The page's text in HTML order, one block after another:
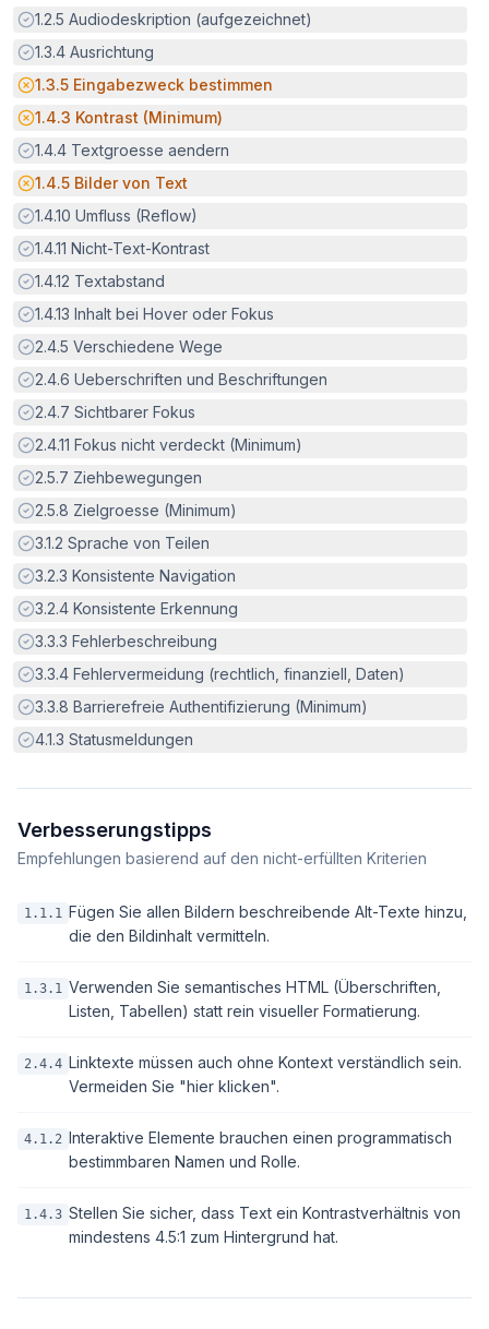
Erfüllt:
1.2.5 Audiodeskription (aufgezeichnet)
Erfüllt:
1.3.4 Ausrichtung
Potenzielle Barriere:
1.3.5 Eingabezweck bestimmen
Potenzielle Barriere:
1.4.3 Kontrast (Minimum)
Erfüllt:
1.4.4 Textgroesse aendern
Potenzielle Barriere:
1.4.5 Bilder von Text
Erfüllt:
1.4.10 Umfluss (Reflow)
Erfüllt:
1.4.11 Nicht-Text-Kontrast
Erfüllt:
1.4.12 Textabstand
Erfüllt:
1.4.13 Inhalt bei Hover oder Fokus
Erfüllt:
2.4.5 Verschiedene Wege
Erfüllt:
2.4.6 Ueberschriften und Beschriftungen
Erfüllt:
2.4.7 Sichtbarer Fokus
Erfüllt:
2.4.11 Fokus nicht verdeckt (Minimum)
Erfüllt:
2.5.7 Ziehbewegungen
Erfüllt:
2.5.8 Zielgroesse (Minimum)
Erfüllt:
3.1.2 Sprache von Teilen
Erfüllt:
3.2.3 Konsistente Navigation
Erfüllt:
3.2.4 Konsistente Erkennung
Erfüllt:
3.3.3 Fehlerbeschreibung
Erfüllt:
3.3.4 Fehlervermeidung (rechtlich, finanziell, Daten)
Erfüllt:
3.3.8 Barrierefreie Authentifizierung (Minimum)
Erfüllt:
4.1.3 Statusmeldungen
Verbesserungstipps
Empfehlungen basierend auf den nicht-erfüllten Kriterien
1.1.1 Fügen Sie allen Bildern beschreibende Alt-Texte hinzu,
die den Bildinhalt vermitteln.
1.3.1 Verwenden Sie semantisches HTML (Überschriften,
Listen, Tabellen) statt rein visueller Formatierung.
2.4.4 Linktexte müssen auch ohne Kontext verständlich sein.
Vermeiden Sie "hier klicken".
4.1.2 Interaktive Elemente brauchen einen programmatisch
bestimmbaren Namen und Rolle.
1.4.3 Stellen Sie sicher, dass Text ein Kontrastverhältnis von
mindestens 4.5:1 zum Hintergrund hat.